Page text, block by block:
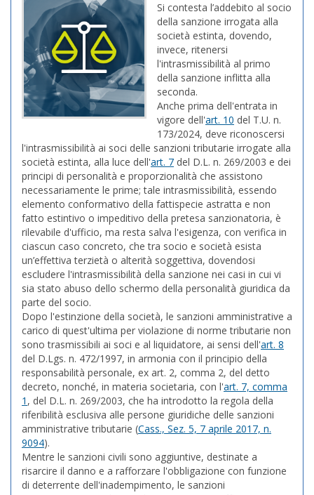
Si contesta l’addebito al socio
della sanzione irrogata alla
società estinta, dovendo,
invece, ritenersi
l'intrasmissibilità al primo
della sanzione inflitta alla
seconda.
Anche prima dell'entrata in
vigore dell'art. 10 del T.U. n.
173/2024, deve riconoscersi
l'intrasmissibilità ai soci delle sanzioni tributarie irrogate alla
società estinta, alla luce dell'art. 7 del D.L. n. 269/2003 e dei
principi di personalità e proporzionalità che assistono
necessariamente le prime; tale intrasmissibilità, essendo
elemento conformativo della fattispecie astratta e non
fatto estintivo o impeditivo della pretesa sanzionatoria, è
rilevabile d'ufficio, ma resta salva l'esigenza, con verifica in
ciascun caso concreto, che tra socio e società esista
un’effettiva terzietà o alterità soggettiva, dovendosi
escludere l'intrasmissibilità della sanzione nei casi in cui vi
sia stato abuso dello schermo della personalità giuridica da
parte del socio.
Dopo l'estinzione della società, le sanzioni amministrative a
carico di quest'ultima per violazione di norme tributarie non
sono trasmissibili ai soci e al liquidatore, ai sensi dell'art. 8
del D.Lgs. n. 472/1997, in armonia con il principio della
responsabilità personale, ex art. 2, comma 2, del detto
decreto, nonché, in materia societaria, con l'art. 7, comma
1 , del D.L. n. 269/2003, che ha introdotto la regola della
riferibilità esclusiva alle persone giuridiche delle sanzioni
amministrative tributarie (Cass., Sez. 5, 7 aprile 2017, n.
9094).
Mentre le sanzioni civili sono aggiuntive, destinate a
risarcire il danno e a rafforzare l'obbligazione con funzione
di deterrente dell'inadempimento, le sanzioni